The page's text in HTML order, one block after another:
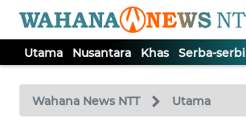
Utama Nusantara Khas Serba-serbi
Wahana News NTT Utama
TV
Tutup